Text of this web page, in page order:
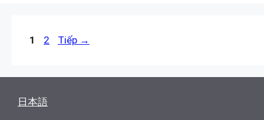
Trang
1 Trang
2 Tiếp →
日本語